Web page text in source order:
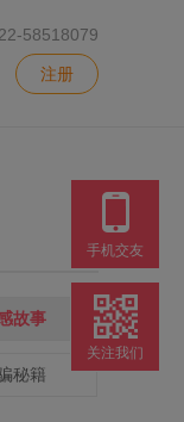
58518079
注册
故事
秘籍
手机交友
关注我们